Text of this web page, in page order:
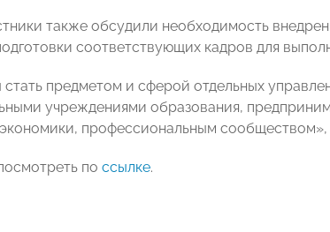
также обсудили необходимость
соответствующих кадров для
предметом и сферой отдельных
учреждениями образования,
профессиональным
по ссылке.